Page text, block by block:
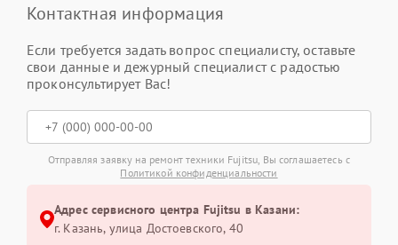
Контактная информация
Если требуется задать вопрос специалисту, оставьте
свои данные и дежурный специалист с радостью
проконсультирует Вас!
Отправляя заявку на ремонт техники Fujitsu, Вы соглашаетесь с
Политикой конфиденциальности
Адрес сервисного центра Fujitsu в Казани:
г. Казань, улица Достоевского, 40